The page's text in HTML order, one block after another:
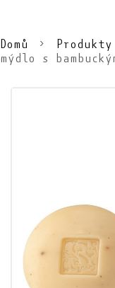
Domů Produkty
mýdlo s